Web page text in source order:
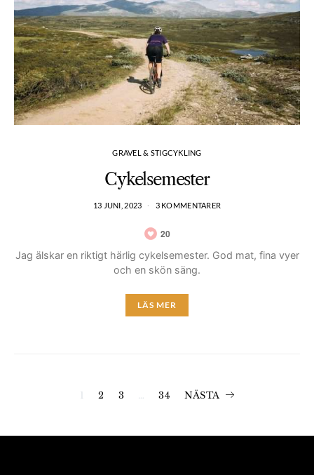
GRAVEL & STIGCYKLING
Cykelsemester
13 JUNI, 2023 3 KOMMENTARER
20
Jag älskar en riktigt härlig cykelsemester. God mat, fina vyer
och en skön säng.
LÄS MER
1 2 3 … 34 NÄSTA